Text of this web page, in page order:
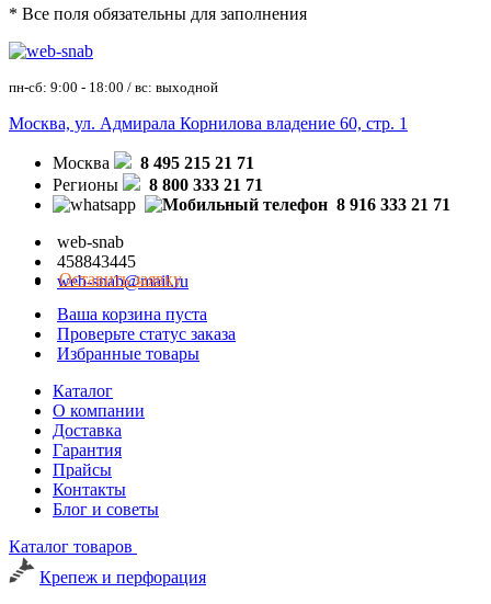
* Все поля обязательны для заполнения
пн-сб: 9:00 - 18:00 / вс: выходной
Москва, ул. Адмирала Корнилова владение 60, стр. 1
Москва
8 495 215 21 71
Регионы
8 800 333 21 71
8 916 333 21 71
web-snab
458843445
web-snab@mail.ru
Оставить заявку
Ваша корзина пуста
Проверьте статус заказа
Избранные товары
Каталог
О компании
Доставка
Гарантия
Прайсы
Контакты
Блог и советы
Каталог товаров
Крепеж и перфорация